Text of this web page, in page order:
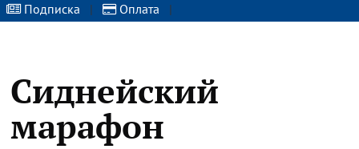
Подписка | Оплата |
Сиднейский
марафон